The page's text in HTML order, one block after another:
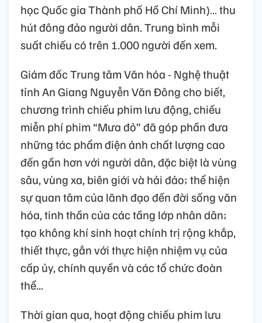
học Quốc gia Thành phố Hồ Chí Minh)… thu
hút đông đảo người dân. Trung bình mỗi
suất chiếu có trên 1.000 người đến xem.
Giám đốc Trung tâm Văn hóa - Nghệ thuật
tỉnh An Giang Nguyễn Văn Đông cho biết,
chương trình chiếu phim lưu động, chiếu
miễn phí phim “Mưa đỏ” đã góp phần đưa
những tác phẩm điện ảnh chất lượng cao
đến gần hơn với người dân, đặc biệt là vùng
sâu, vùng xa, biên giới và hải đảo; thể hiện
sự quan tâm của lãnh đạo đến đời sống văn
hóa, tinh thần của các tầng lớp nhân dân;
tạo không khí sinh hoạt chính trị rộng khắp,
thiết thực, gắn với thực hiện nhiệm vụ của
cấp ủy, chính quyền và các tổ chức đoàn
thể...
Thời gian qua, hoạt động chiếu phim lưu